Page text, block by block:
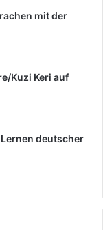
mit der
Kuzi Keri auf
deutscher